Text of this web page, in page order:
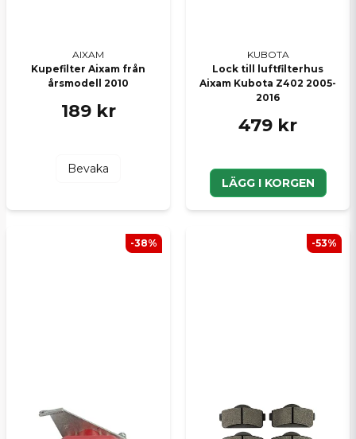
AIXAM
Kupefilter Aixam från
årsmodell 2010
189 kr
Bevaka
KUBOTA
Lock till luftfilterhus
Aixam Kubota Z402 2005-
2016
479 kr
LÄGG I KORGEN
-38% -53%